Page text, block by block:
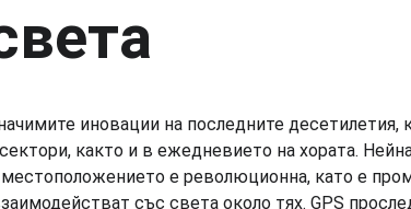
иновации на последните десетилетия,
както и в ежедневието на хората.
е революционна, като е
със света около тях. GPS